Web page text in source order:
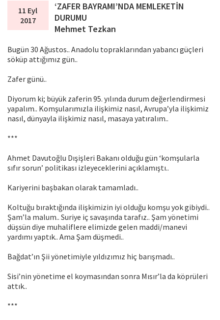
11 Eyl
2017
‘ZAFER BAYRAMI’NDA MEMLEKETİN
DURUMU
Mehmet Tezkan
Bugün 30 Ağustos.. Anadolu topraklarından yabancı güçleri
söküp attığımız gün..
Zafer günü..
Diyorum ki; büyük zaferin 95. yılında durum değerlendirmesi
yapalım.. Komşularımızla ilişkimiz nasıl, Avrupa’yla ilişkimiz
nasıl, dünyayla ilişkimiz nasıl, masaya yatıralım..
***
Ahmet Davutoğlu Dışişleri Bakanı olduğu gün ‘komşularla
sıfır sorun’ politikası izleyeceklerini açıklamıştı..
Kariyerini başbakan olarak tamamladı..
Koltuğu bıraktığında ilişkimizin iyi olduğu komşu yok gibiydi..
Şam’la malum.. Suriye iç savaşında tarafız.. Şam yönetimi
düşsün diye muhaliflere elimizde gelen maddi/manevi
yardımı yaptık.. Ama Şam düşmedi..
Bağdat’ın Şii yönetimiyle yıldızımız hiç barışmadı..
Sisi’nin yönetime el koymasından sonra Mısır’la da köprüleri
attık..
***